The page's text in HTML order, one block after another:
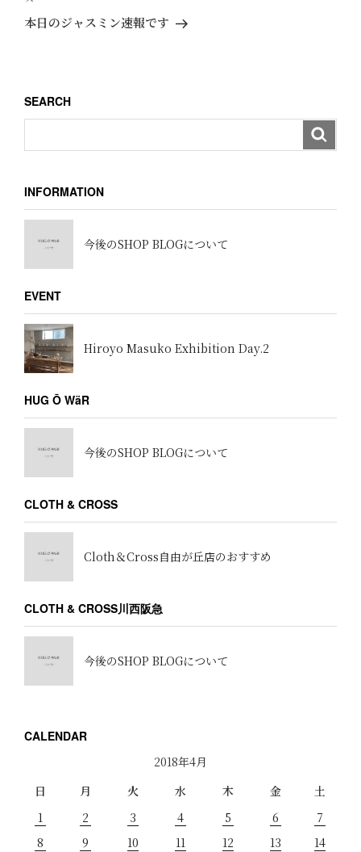
ゲ
ン
稿
の
本日のジャスミン速報です
SEARCH
INFORMATION
今後のSHOP BLOGについて
EVENT
Hiroyo Masuko Exhibition Day.2
HUG Ō WäR
今後のSHOP BLOGについて
CLOTH & CROSS
Cloth＆Cross自由が丘店のおすすめ
CLOTH & CROSS川西阪急
今後のSHOP BLOGについて
CALENDAR
2018年4月
日
月 火 水 木 金
土
1
2 3 4 5 6
7
8
9 10 11 12 13
14